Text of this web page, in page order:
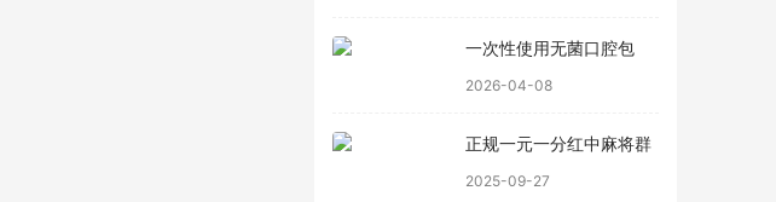
一次性使用无菌口腔包
2026-04-08
正规一元一分红中麻将群
2025-09-27